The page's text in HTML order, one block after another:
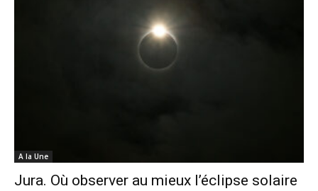
A la Une
Jura. Où observer au mieux l’éclipse solaire